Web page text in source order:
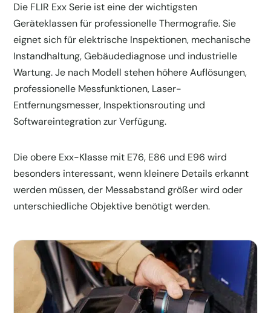
Die FLIR Exx Serie ist eine der wichtigsten
Geräteklassen für professionelle Thermografie. Sie
eignet sich für elektrische Inspektionen, mechanische
Instandhaltung, Gebäudediagnose und industrielle
Wartung. Je nach Modell stehen höhere Auflösungen,
professionelle Messfunktionen, Laser-
Entfernungsmesser, Inspektionsrouting und
Softwareintegration zur Verfügung.
Die obere Exx-Klasse mit E76, E86 und E96 wird
besonders interessant, wenn kleinere Details erkannt
werden müssen, der Messabstand größer wird oder
unterschiedliche Objektive benötigt werden.